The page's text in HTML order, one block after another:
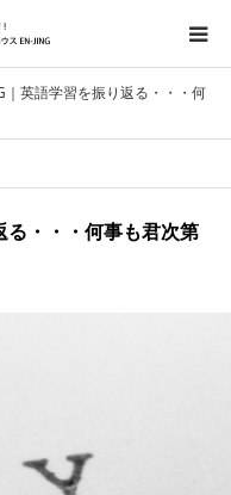
｜英語学習を振り返る・・・何
る・・・何事も君次第